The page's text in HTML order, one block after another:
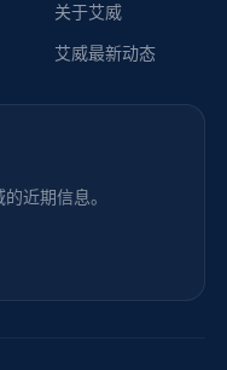
关于艾威
艾威最新动态
近期信息。